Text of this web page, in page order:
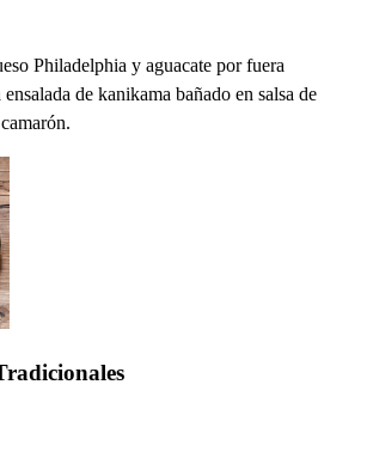
Philadelphia y aguacate por fuera
de kanikama bañado en salsa de